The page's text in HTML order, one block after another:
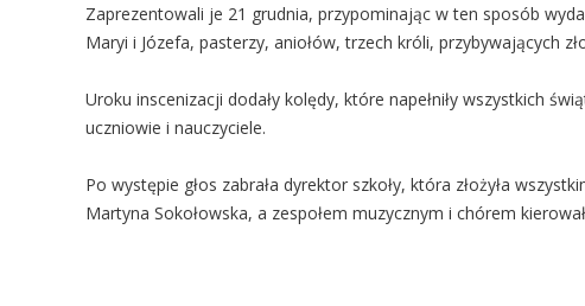
Zaprezentowali je 21 grudnia, przypominając w ten sposób
Maryi i Józefa, pasterzy, aniołów, trzech króli, przybywających
Uroku inscenizacji dodały kolędy, które napełniły wszystkich
uczniowie i nauczyciele.
Po występie głos zabrała dyrektor szkoły, która złożyła
Martyna Sokołowska, a zespołem muzycznym i chórem